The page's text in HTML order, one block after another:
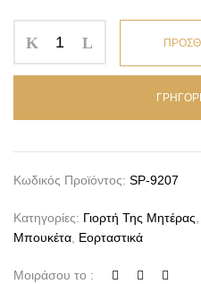
Κωδικός Προϊόντος: SP-9207
Κατηγορίες: Γιορτή Της Μητέρας,
Μπουκέτα, Εορταστικά
Μοιράσου το :